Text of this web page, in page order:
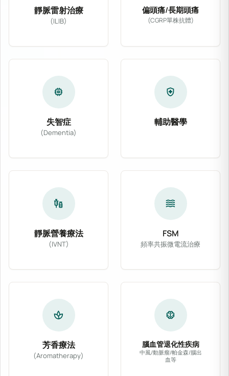
靜脈雷射治療
(ILIB)
偏頭痛/長期頭痛
(CGRP單株抗體)
memory
失智症
(Dementia)
health_and_safety
輔助醫學
vaccines
靜脈營養療法
(IVNT)
waves
FSM
頻率共振微電流治療
spa
芳香療法
(Aromatherapy)
neurology
腦血管退化性疾病
中風/動脈瘤/帕金森/腦出
血等